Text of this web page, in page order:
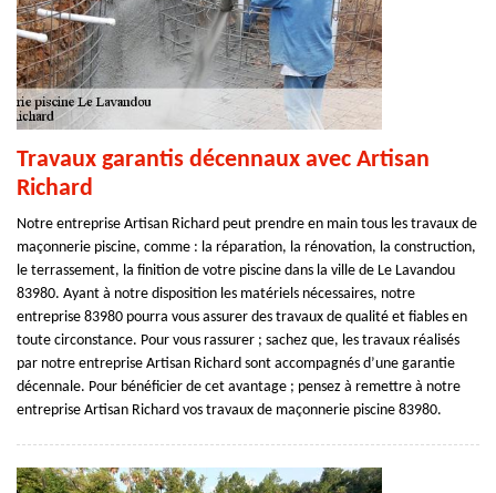
Travaux garantis décennaux avec Artisan
Richard
Notre entreprise Artisan Richard peut prendre en main tous les travaux de
maçonnerie piscine, comme : la réparation, la rénovation, la construction,
le terrassement, la finition de votre piscine dans la ville de Le Lavandou
83980. Ayant à notre disposition les matériels nécessaires, notre
entreprise 83980 pourra vous assurer des travaux de qualité et fiables en
toute circonstance. Pour vous rassurer ; sachez que, les travaux réalisés
par notre entreprise Artisan Richard sont accompagnés d’une garantie
décennale. Pour bénéficier de cet avantage ; pensez à remettre à notre
entreprise Artisan Richard vos travaux de maçonnerie piscine 83980.